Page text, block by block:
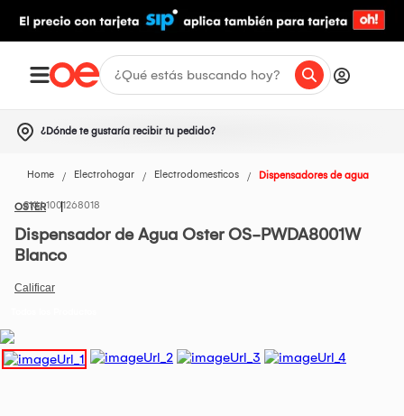
¿Dónde te gustaría recibir tu pedido?
Home Electrohogar Electrodomesticos Dispensadores de agua
OSTER1001268018
Dispensador de Agua Oster OS-PWDA8001W
Blanco